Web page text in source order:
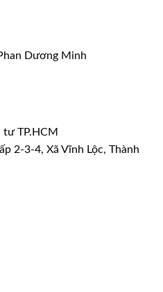
Dương Minh
tư TP.HCM
2-3-4, Xã Vĩnh Lộc, Thành